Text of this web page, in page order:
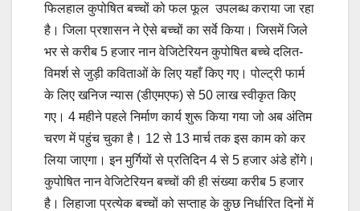
फिलहाल कुपोषित बच्चों को फल फूल उपलब्ध कराया जा रहा
है। जिला प्रशासन ने ऐसे बच्चों का सर्वे किया। जिसमें जिले
भर से करीब 5 हजार नान वेजिटेरियन कुपोषित बच्चे दलित-
विमर्श से जुड़ी कविताओं के लिए यहाँ किए गए। पोल्ट्री फार्म
के लिए खनिज न्यास (डीएमएफ) से 50 लाख स्वीकृत किए
गए। 4 महीने पहले निर्माण कार्य शुरू किया गया जो अब अंतिम
चरण में पहुंच चुका है। 12 से 13 मार्च तक इस काम को कर
लिया जाएगा। इन मुर्गियों से प्रतिदिन 4 से 5 हजार अंडे होंगे।
कुपोषित नान वेजिटेरियन बच्चों की ही संख्या करीब 5 हजार
है। लिहाजा प्रत्येक बच्चों को सप्ताह के कुछ निर्धारित दिनों में